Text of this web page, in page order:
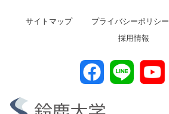
サイトマップ プライバシーポリシー
採用情報